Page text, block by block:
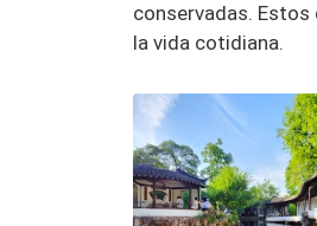
conservadas.
la vida cotidiana.